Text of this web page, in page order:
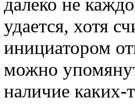
удается, хотя
инициатором
можно
наличие каких-